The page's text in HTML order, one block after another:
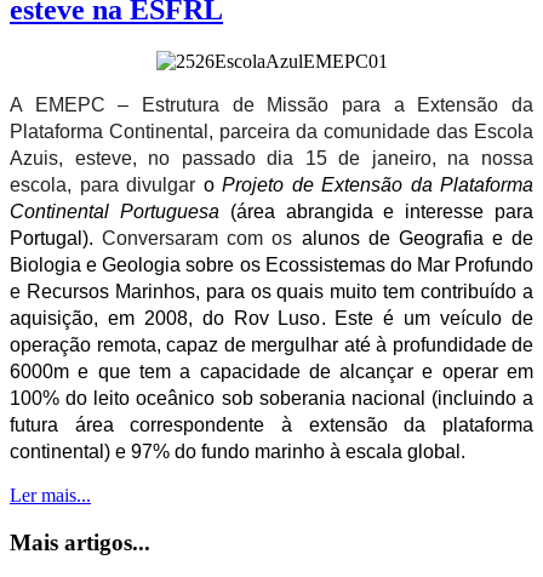
esteve na ESFRL
A EMEPC – Estrutura de Missão para a Extensão da
Plataforma Continental, parceira da comunidade das Escola
Azuis, esteve, no passado dia 15 de janeiro, na nossa
escola, para divulgar o Projeto de Extensão da Plataforma
Continental Portuguesa (área abrangida e interesse para
Portugal).Conversaram com os alunos de Geografia e de
Biologia e Geologia sobre os Ecossistemas do Mar Profundo
e Recursos Marinhos, para os quais muito tem contribuído a
aquisição, em 2008, do Rov Luso. Este é umveículo de
operação remota, capaz de mergulhar até à profundidade de
6000m e que tem a capacidade de alcançar e operar em
100% do leito oceânico sob soberania nacional (incluindo a
futura área correspondente à extensão da plataforma
continental) e 97% do fundo marinho à escala global.
Ler mais...
Mais artigos...